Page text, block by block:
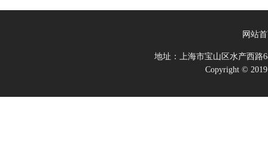
网站
地址：上海市宝山区水产西路
Copyright ©